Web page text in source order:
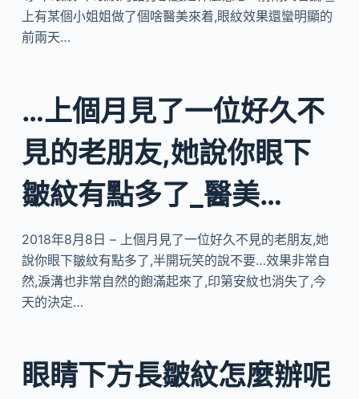
上有某個小姐姐做了個啥醫美來着,眼紋效果還蠻明顯的
前兩天…
…上個月見了一位好久不
見的老朋友,她說你眼下
皺紋有點多了_醫美…
2018年8月8日 – 上個月見了一位好久不見的老朋友,她
說你眼下皺紋有點多了,半開玩笑的說不要…效果非常自
然,淚溝也非常自然的飽滿起來了,印第安紋也消失了,今
天的決定…
眼睛下方長皺紋怎麼辦呢